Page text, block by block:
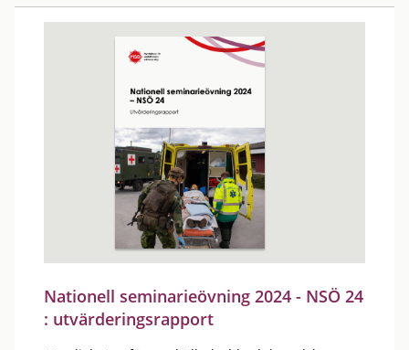
Nationell seminarieövning 2024 - NSÖ 24
: utvärderingsrapport